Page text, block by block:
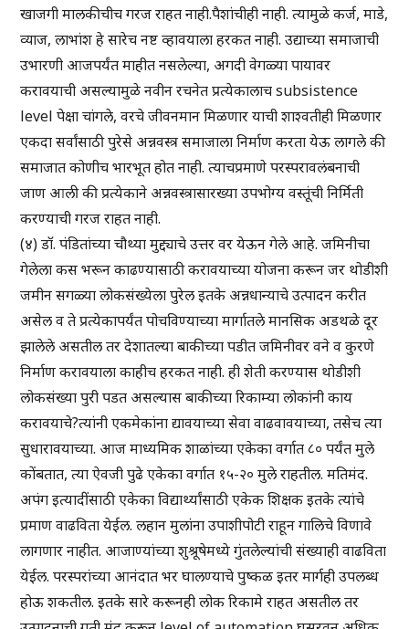
खाजगी मालकीचीच गरज राहत नाही.पैशांचीही नाही. त्यामुळे कर्ज, माडे,
व्याज, लाभांश हे सारेच नष्ट व्हावयाला हरकत नाही. उद्याच्या समाजाची
उभारणी आजपर्यंत माहीत नसलेल्या, अगदी वेगळ्या पायावर
करावयाची असल्यामुळे नवीन रचनेत प्रत्येकालाच subsistence
level पेक्षा चांगले, वरचे जीवनमान मिळणार याची शाश्वतीही मिळणार
एकदा सर्वांसाठी पुरेसे अन्नवस्त्र समाजाला निर्माण करता येऊ लागले की
समाजात कोणीच भारभूत होत नाही. त्याचप्रमाणे परस्परावलंबनाची
जाण आली की प्रत्येकाने अन्नवस्त्रासारख्या उपभोग्य वस्तूंची निर्मिती
करण्याची गरज राहत नाही.
(४) डॉ. पंडितांच्या चौथ्या मुद्द्याचे उत्तर वर येऊन गेले आहे. जमिनीचा
गेलेला कस भरून काढण्यासाठी करावयाच्या योजना करून जर थोडीशी
जमीन सगळ्या लोकसंख्येला पुरेल इतके अन्नधान्याचे उत्पादन करीत
असेल व ते प्रत्येकापर्यंत पोचविण्याच्या मार्गातले मानसिक अडथळे दूर
झालेले असतील तर देशातल्या बाकीच्या पडीत जमिनीवर वने व कुरणे
निर्माण करावयाला काहीच हरकत नाही. ही शेती करण्यास थोडीशी
लोकसंख्या पुरी पडत असल्यास बाकीच्या रिकाम्या लोकांनी काय
करावयाचे?त्यांनी एकमेकांना द्यावयाच्या सेवा वाढवावयाच्या, तसेच त्या
सुधारावयाच्या. आज माध्यमिक शाळांच्या एकेका वर्गात ८० पर्यंत मुले
कोंबतात, त्या ऐवजी पुढे एकेका वर्गात १५-२० मुले राहतील. मतिमंद.
अपंग इत्यादींसाठी एकेका विद्यार्थ्यांसाठी एकेक शिक्षक इतके त्यांचे
प्रमाण वाढविता येईल. लहान मुलांना उपाशीपोटी राहून गालिचे विणावे
लागणार नाहीत. आजाण्यांच्या शुश्रूषेमध्ये गुंतलेल्यांची संख्याही वाढविता
येईल. परस्परांच्या आनंदात भर घालण्याचे पुष्कळ इतर मार्गही उपलब्ध
होऊ शकतील. इतके सारे करूनही लोक रिकामे राहत असतील तर